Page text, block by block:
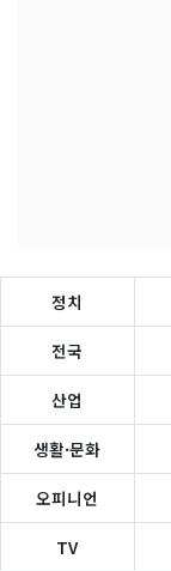
정치
전국
산업
생활·문화
오피니언
TV